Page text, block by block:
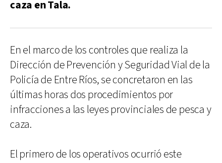
caza en Tala.
En el marco de los controles que realiza la
Dirección de Prevención y Seguridad Vial de la
Policía de Entre Ríos, se concretaron en las
últimas horas dos procedimientos por
infracciones a las leyes provinciales de pesca y
caza.
El primero de los operativos ocurrió este